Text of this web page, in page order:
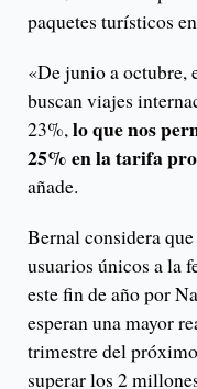
paquetes turísticos
«De junio a octubre,
buscan viajes
23%,lo que nos
25% en la tarifa
añade.
Bernal considera
usuarios únicos a la
este fin de año por
esperan una mayor
trimestre del
superar los 2